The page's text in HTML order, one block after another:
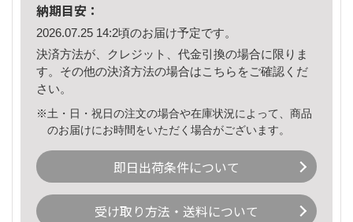
納期目安：
2026.07.25 14:2頃のお届け予定です。
決済方法が、クレジット、代金引換の場合に限りま
す。その他の決済方法の場合はこちら をご確認くだ
さい。
※土・日・祝日の注文の場合や在庫状況によって、商品
のお届けにお時間をいただく場合がございます。
即日出荷条件について
受け取り方法・送料について